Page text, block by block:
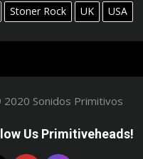
Stoner Rock UK USA
Sonidos Primitivos
Us Primitiveheads!